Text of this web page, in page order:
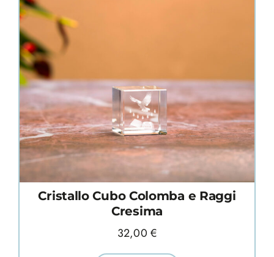
Cristallo Cubo Colomba e Raggi
Cresima
32,00€